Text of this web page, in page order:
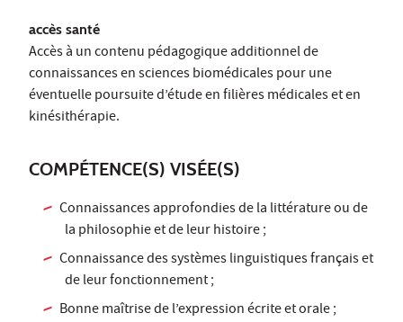
accès santé
Accès à un contenu pédagogique additionnel de
connaissances en sciences biomédicales pour une
éventuelle poursuite d’étude en filières médicales et en
kinésithérapie.
COMPÉTENCE(S) VISÉE(S)
Connaissances approfondies de la littérature ou de
la philosophie et de leur histoire ;
Connaissance des systèmes linguistiques français et
de leur fonctionnement ;
Bonne maîtrise de l’expression écrite et orale ;